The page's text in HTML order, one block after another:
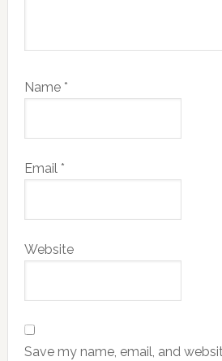
Name *
Email *
Website
Save my name, email, and